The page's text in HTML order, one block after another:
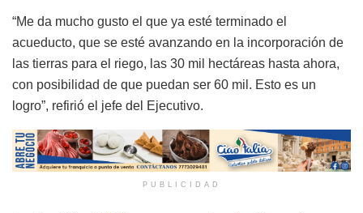
“Me da mucho gusto el que ya esté terminado el
acueducto, que se esté avanzando en la incorporación de
las tierras para el riego, las 30 mil hectáreas hasta ahora,
con posibilidad de que puedan ser 60 mil. Esto es un
logro”, refirió el jefe del Ejecutivo.
PUBLICIDAD